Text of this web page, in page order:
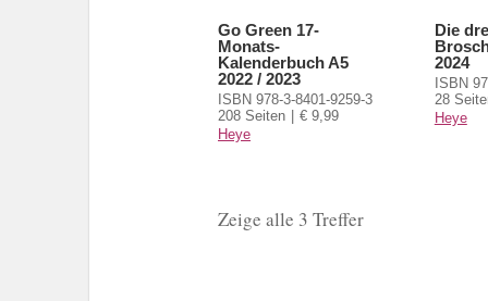
Go Green 17-
Monats-
Kalenderbuch A5
2022 / 2023
ISBN 978-3-8401-9259-3
208 Seiten
€ 9,99
Heye
Die
2024
ISBN
28
Heye
Zeige alle 3 Treffer